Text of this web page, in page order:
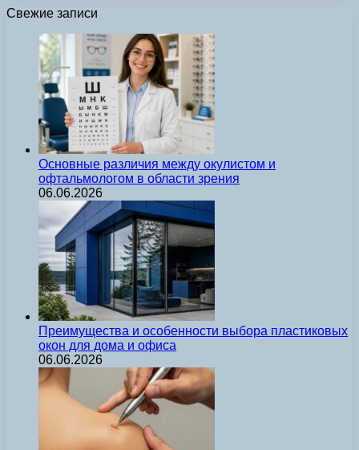
Свежие записи
Основные различия между окулистом и
офтальмологом в области зрения
06.06.2026
Преимущества и особенности выбора пластиковых
окон для дома и офиса
06.06.2026